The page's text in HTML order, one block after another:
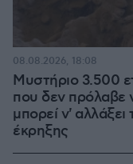
Μυστήριο 3.500
που δεν πρόλαβε
μπορεί ν'
έκρηξης
08.08.2026, 18:08